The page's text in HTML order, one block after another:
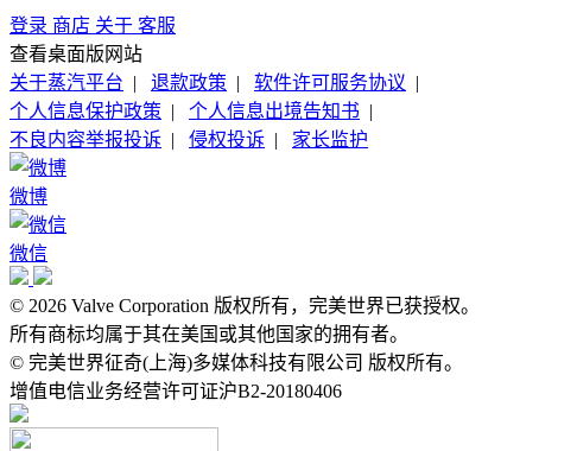
登录 商店 关于 客服
查看桌面版网站
关于蒸汽平台 | 退款政策 | 软件许可服务协议 |
个人信息保护政策 | 个人信息出境告知书 |
不良内容举报投诉 | 侵权投诉 | 家长监护
微博
微信
© 2026 Valve Corporation 版权所有，完美世界已获授权。
所有商标均属于其在美国或其他国家的拥有者。
© 完美世界征奇(上海)多媒体科技有限公司 版权所有。
增值电信业务经营许可证沪B2-20180406